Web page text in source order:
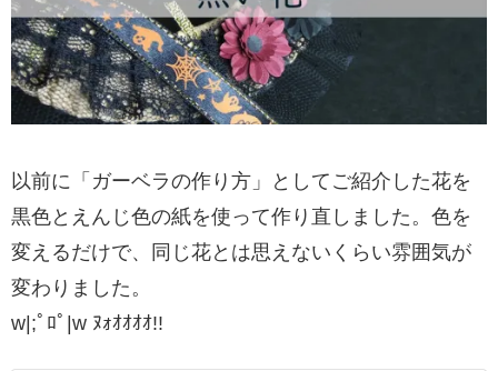
以前に「ガーベラの作り方」としてご紹介した花を
黒色とえんじ色の紙を使って作り直しました。色を
変えるだけで、同じ花とは思えないくらい雰囲気が
変わりました。
w|;ﾟﾛﾟ|w ﾇｫｵｵｵｵ!!